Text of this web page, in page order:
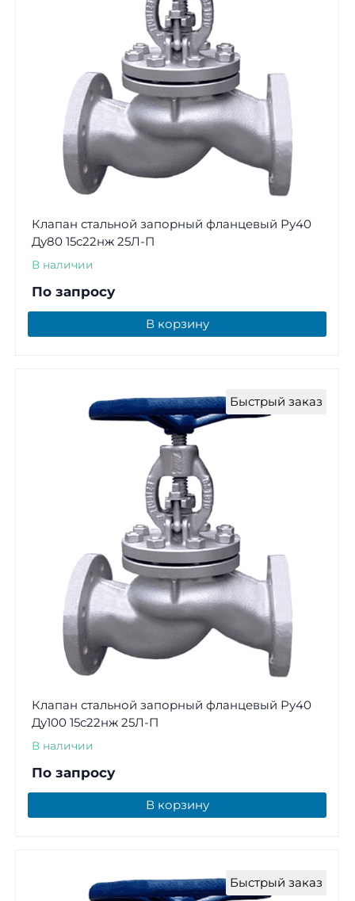
Клапан стальной запорный фланцевый Ру40
Ду80 15с22нж 25Л-П
В наличии
По запросу
В корзину
Быстрый заказ
Клапан стальной запорный фланцевый Ру40
Ду100 15с22нж 25Л-П
В наличии
По запросу
В корзину
Быстрый заказ